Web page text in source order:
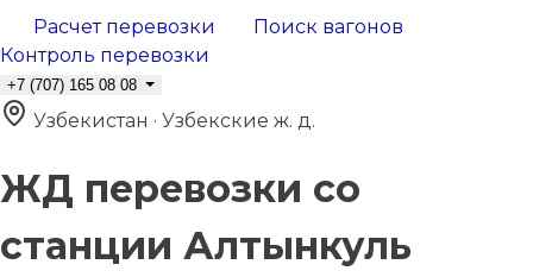
Расчет перевозки
Поиск вагонов
Контроль перевозки
+7 (707) 165 08 08
Узбекистан · Узбекские ж. д.
ЖД перевозки со
станции Алтынкуль